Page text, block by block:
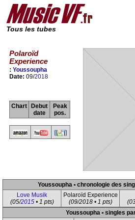
Tous les tubes
Polaroïd
Experience
: Youssoupha
Date: 09/2018
Chart
Debut
date
Peak
pos.
Youssoupha • chronologie des
Love Musik
(05/2015• 1 pts)
Polaroïd Experience
(09/2018 • 1 pts)
Youssoupha • singles